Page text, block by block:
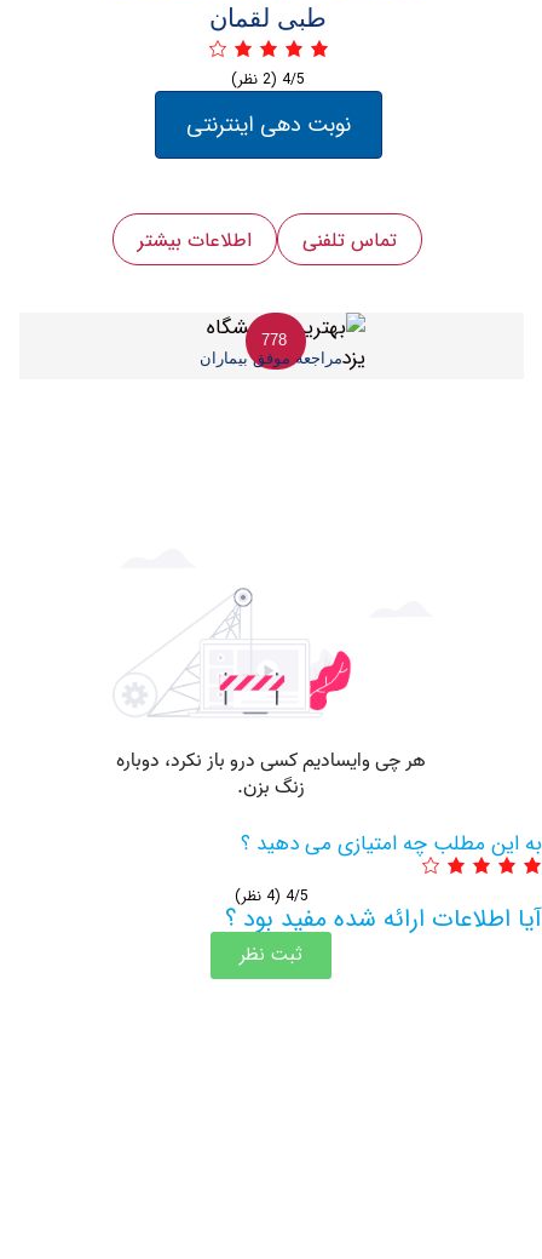
طبی لقمان
نوبت دهی اینترنتی
تماس تلفنی اطلاعات بیشتر
778
مراجعه موفق بیماران
چه امتیازی می دهید ؟
ارائه شده مفید بود ؟
ثبت نظر